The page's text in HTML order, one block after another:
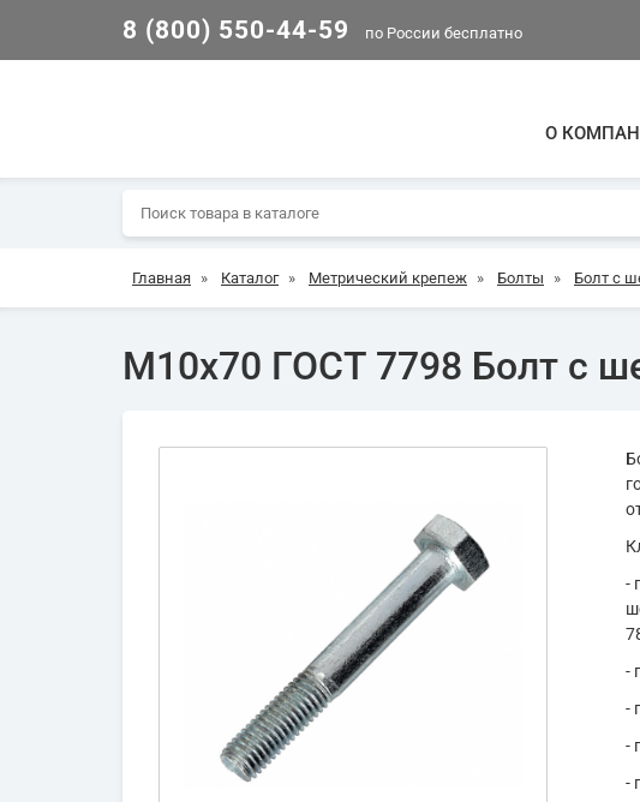
8 (800) 550-44-59 по России бесплатно
О
Главная » Каталог » Метрический крепеж » Болты » Болт с
М10х70 ГОСТ 7798 Болт с
-
-
-
-
-